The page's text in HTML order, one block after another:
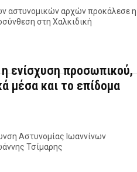
αστυνομικών αρχών προκάλεσε η
στη Χαλκιδική
ενίσχυση προσωπικού,
μέσα και το επίδομα
Αστυνομίας Ιωαννίνων
Τσίμαρης